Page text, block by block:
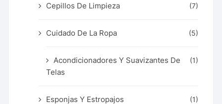
Cepillos De Limpieza (7)
Cuidado De La Ropa (5)
Acondicionadores Y Suavizantes De
Telas
(1)
Esponjas Y Estropajos (1)